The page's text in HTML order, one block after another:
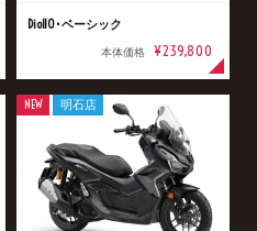
Dio110･ベーシック
本体価格 ¥239,800
NEW 明石店